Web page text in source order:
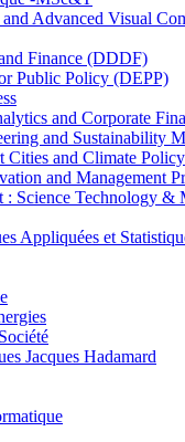
Advanced Visual
Finance (DDDF)
Public Policy (DEPP)
and Corporate
and Sustainability
Cities and Climate Policy
and Management
Science Technology &
Appliquées et
Jacques Hadamard